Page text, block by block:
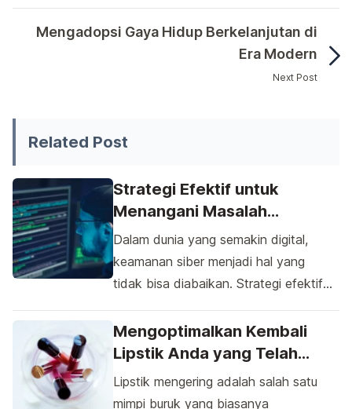
Meningkatkan produktivitas adalah tujuan yang
Mengadopsi Gaya Hidup Berkelanjutan di
Era Modern
Next Post
Related Post
Strategi Efektif untuk
Menangani Masalah
Keamanan Siber di Zaman
Digital
Dalam dunia yang semakin digital,
keamanan siber menjadi hal yang
tidak bisa diabaikan. Strategi efektif
siber di zaman digital menjadi topik
yang selalu hangat diperbincangkan.
hingga edukasi keamanan siber,
Mengoptimalkan Kembali
Lipstik Anda yang Telah
Mengering dengan Bahan
Alami
Lipstik mengering adalah salah satu
mimpi buruk yang biasanya